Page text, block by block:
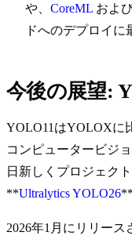
や、 CoreML およ
ドへのデプロイに
今後の展望:
YOLO11はYOLOXに
コンピュータービジ
日新しくプロジェク
**Ultralytics YOLO26
2026年1月にリリー